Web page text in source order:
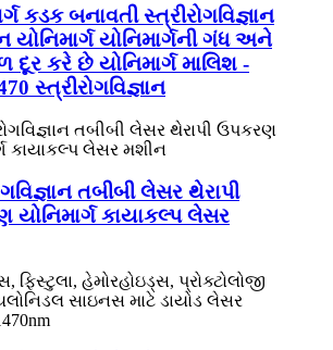
કડક બનાવતી સ્ત્રીરોગવિજ્ઞાન
યોનિમાર્ગ યોનિમાર્ગની ગંધ અને
કરે છે યોનિમાર્ગ માલિશ -
સ્ત્રીરોગવિજ્ઞાન
તબીબી લેસર થેરાપી
યોનિમાર્ગ કાયાકલ્પ લેસર